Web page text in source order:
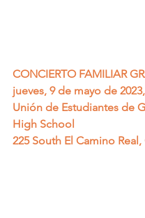
CONCIERTO FAMILIAR
jueves, 9 de mayo de
Unión de Estudiantes de
High School
225 South El Camino